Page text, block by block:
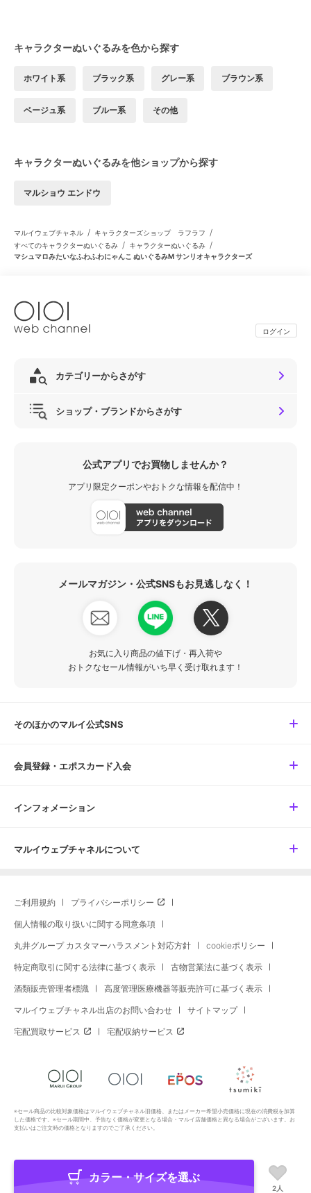
キャラクターぬいぐるみを色から探す
ホワイト系 ブラック系 グレー系 ブラウン系
ベージュ系 ブルー系 その他
キャラクターぬいぐるみを他ショップから探す
マルショウ エンドウ
マルイウェブチャネル / キャラクターズショップ ラフラフ /
すべてのキャラクターぬいぐるみ / キャラクターぬいぐるみ /
マシュマロみたいなふわふわにゃんこ ぬいぐるみM サンリオキャラクターズ
ログイン
カテゴリーからさがす
ショップ・ブランドからさがす
公式アプリでお買物しませんか？
アプリ限定クーポンやおトクな情報を配信中！
メールマガジン・公式SNSもお見逃しなく！
お気に入り商品の値下げ・再入荷や
おトクなセール情報がいち早く受け取れます！
そのほかのマルイ公式SNS
会員登録・エポスカード入会
インフォメーション
マルイウェブチャネルについて
ご利用規約 プライバシーポリシー
個人情報の取り扱いに関する同意条項
丸井グループ カスタマーハラスメント対応方針 cookieポリシー
特定商取引に関する法律に基づく表示 古物営業法に基づく表示
酒類販売管理者標識 高度管理医療機器等販売許可に基づく表示
マルイウェブチャネル出店のお問い合わせ サイトマップ
宅配買取サービス 宅配収納サービス
※セール商品の比較対象価格はマルイウェブチャネル旧価格、またはメーカー希望小売価格に現在の消費税を加算
した価格です。※セール期間中、予告なく価格が変更となる場合・マルイ店舗価格と異なる場合がございます。お
支払いはご注文時の価格となりますのでご了承ください。
Copyright All Rights Reserved. MARUI Co., Ltd
カラー・サイズを選ぶ
2人